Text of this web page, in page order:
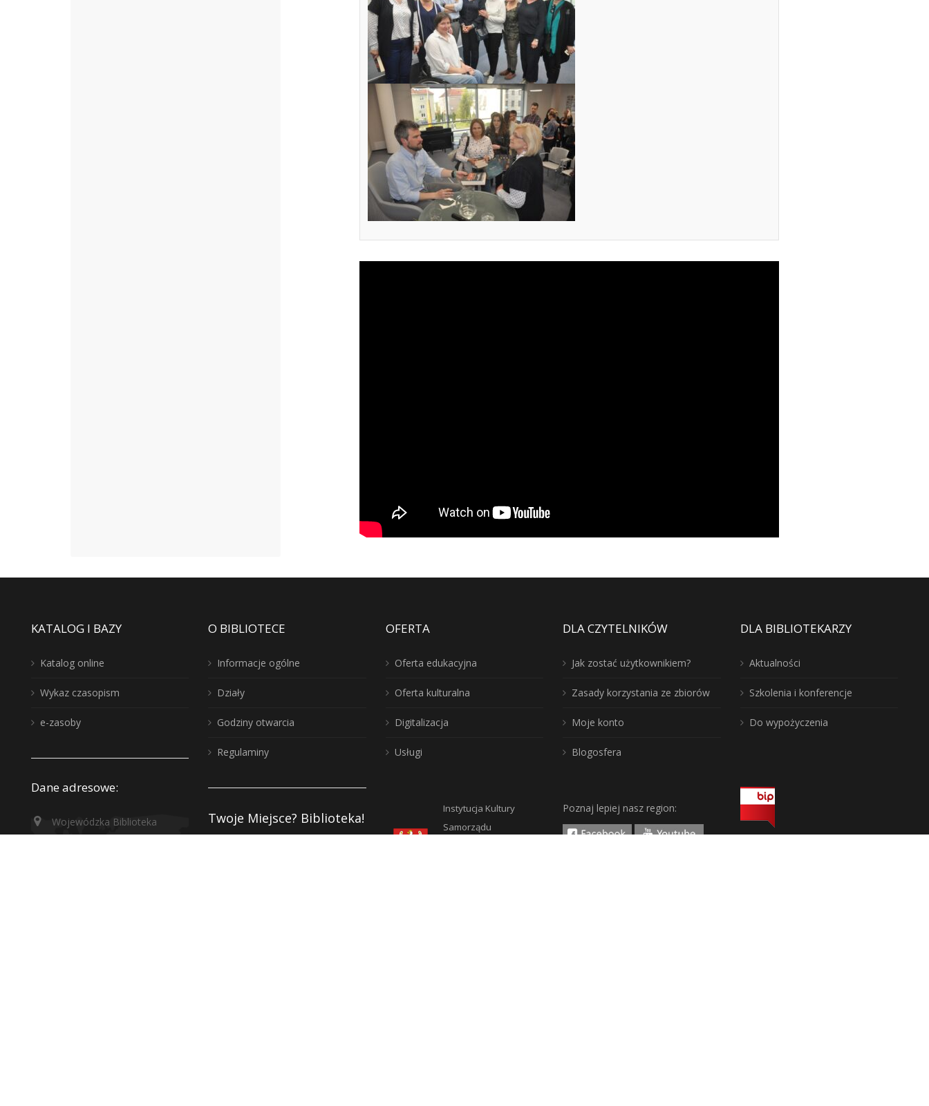
KATALOG I BAZY
Katalog online
Wykaz czasopism
e-zasoby
Dane adresowe:
Wojewódzka Biblioteka
O BIBLIOTECE
Informacje ogólne
Działy
Godziny otwarcia
Regulaminy
Twoje Miejsce? Biblioteka!
OFERTA
Oferta edukacyjna
Oferta kulturalna
Digitalizacja
Usługi
Instytucja Kultury
Samorządu
DLA CZYTELNIKÓW
Jak zostać użytkownikiem?
Zasady korzystania ze zbiorów
Moje konto
Blogosfera
Poznaj lepiej nasz region:
DLA BIBLIOTEKARZY
Aktualności
Szkolenia i konferencje
Do wypożyczenia